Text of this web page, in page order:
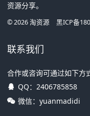
资源分享。
©2026淘资源 黑ICP备
联系我们
合作或咨询可通过如下方
QQ： 2406785858
微信：yuanmadidi